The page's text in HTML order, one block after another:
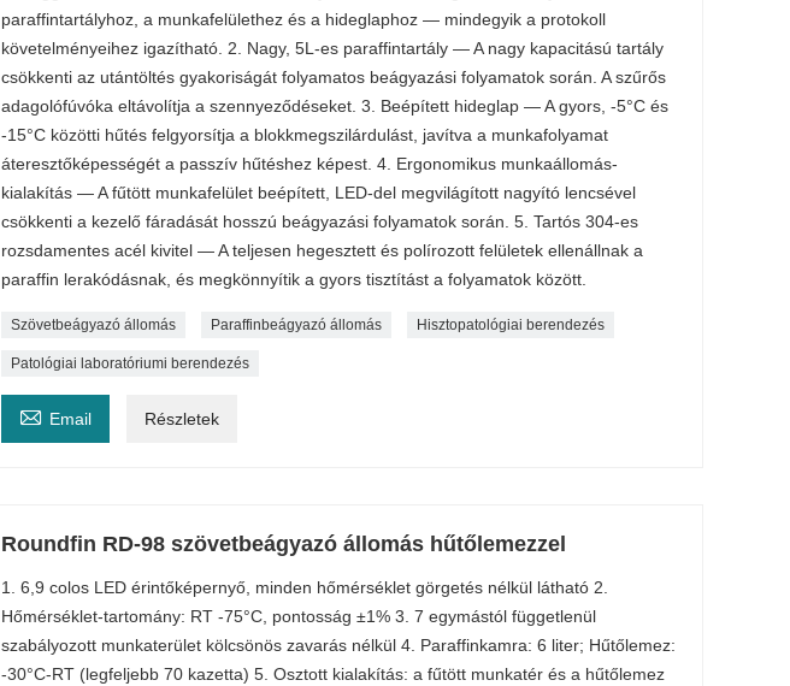
paraffintartályhoz, a munkafelülethez és a hideglaphoz — mindegyik a protokoll
követelményeihez igazítható. 2. Nagy, 5L-es paraffintartály — A nagy kapacitású tartály
csökkenti az utántöltés gyakoriságát folyamatos beágyazási folyamatok során. A szűrős
adagolófúvóka eltávolítja a szennyeződéseket. 3. Beépített hideglap — A gyors, -5°C és
-15°C közötti hűtés felgyorsítja a blokkmegszilárdulást, javítva a munkafolyamat
áteresztőképességét a passzív hűtéshez képest. 4. Ergonomikus munkaállomás-
kialakítás — A fűtött munkafelület beépített, LED-del megvilágított nagyító lencsével
csökkenti a kezelő fáradását hosszú beágyazási folyamatok során. 5. Tartós 304-es
rozsdamentes acél kivitel — A teljesen hegesztett és polírozott felületek ellenállnak a
paraffin lerakódásnak, és megkönnyítik a gyors tisztítást a folyamatok között.
Szövetbeágyazó állomás Paraffinbeágyazó állomás Hisztopatológiai berendezés
Patológiai laboratóriumi berendezés
 Email Részletek
Roundfin RD-98 szövetbeágyazó állomás hűtőlemezzel
1. 6,9 colos LED érintőképernyő, minden hőmérséklet görgetés nélkül látható 2.
Hőmérséklet-tartomány: RT -75°C, pontosság ±1% 3. 7 egymástól függetlenül
szabályozott munkaterület kölcsönös zavarás nélkül 4. Paraffinkamra: 6 liter; Hűtőlemez:
-30°C-RT (legfeljebb 70 kazetta) 5. Osztott kialakítás: a fűtött munkatér és a hűtőlemez